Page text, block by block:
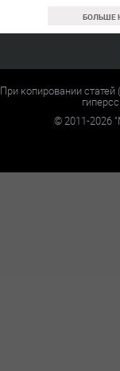
БОЛЬШЕ
При копировании
©2011-2026